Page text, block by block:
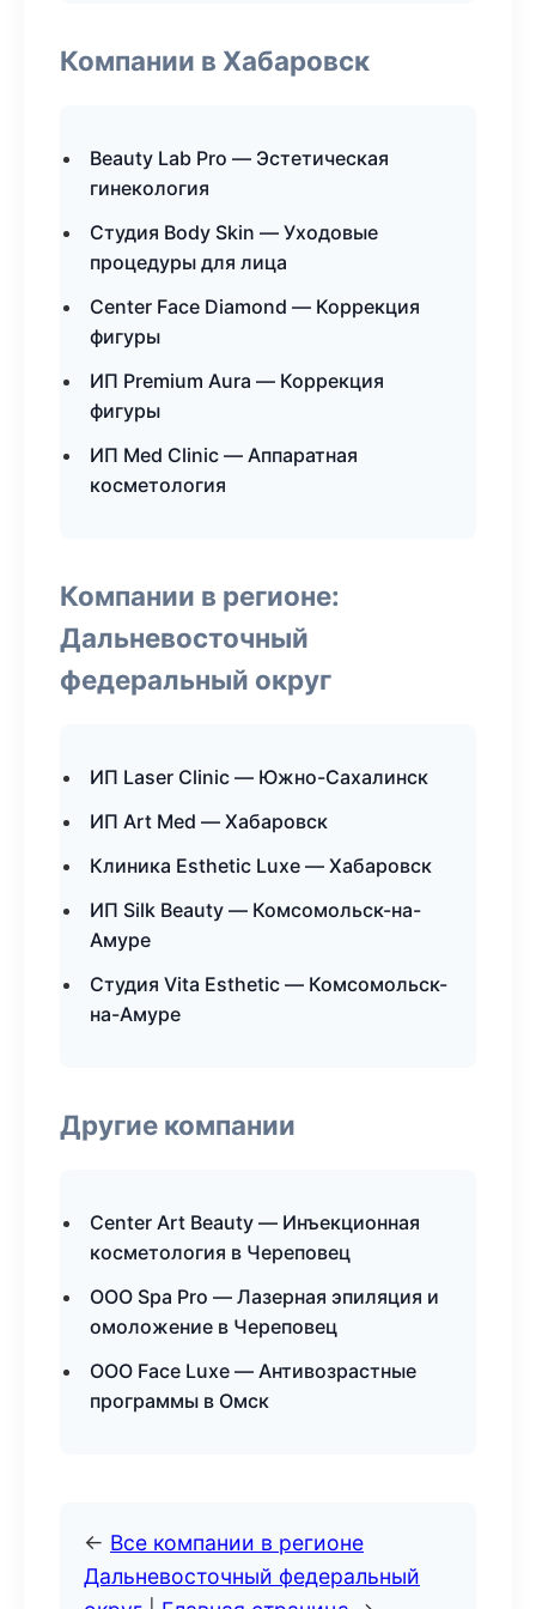
Компании в Хабаровск
Beauty Lab Pro — Эстетическая
гинекология
Студия Body Skin — Уходовые
процедуры для лица
Center Face Diamond — Коррекция
фигуры
ИП Premium Aura — Коррекция
фигуры
ИП Med Clinic — Аппаратная
косметология
Компании в регионе:
Дальневосточный
федеральный округ
ИП Laser Clinic — Южно-Сахалинск
ИП Art Med — Хабаровск
Клиника Esthetic Luxe — Хабаровск
ИП Silk Beauty — Комсомольск-на-
Амуре
Студия Vita Esthetic — Комсомольск-
на-Амуре
Другие компании
Center Art Beauty — Инъекционная
косметология в Череповец
ООО Spa Pro — Лазерная эпиляция и
омоложение в Череповец
ООО Face Luxe — Антивозрастные
программы в Омск
← Все компании в регионе
Дальневосточный федеральный